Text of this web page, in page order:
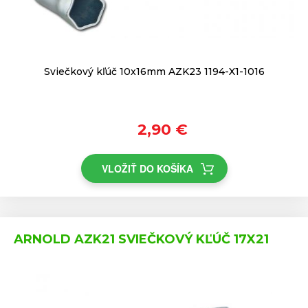
Sviečkový kľúč 10x16mm AZK23 1194-X1-1016
2,90 €
VLOŽIŤ DO KOŠÍKA
ARNOLD AZK21 SVIEČKOVÝ KĽÚČ 17X21